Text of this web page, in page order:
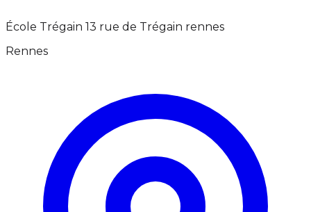
École Trégain 13 rue de Trégain rennes
Rennes